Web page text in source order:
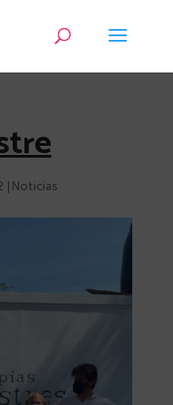
| Noticias